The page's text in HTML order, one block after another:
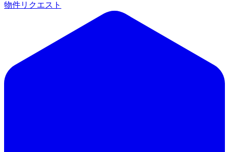
物件リクエスト